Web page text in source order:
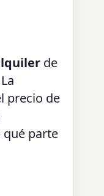
de
precio de
qué parte